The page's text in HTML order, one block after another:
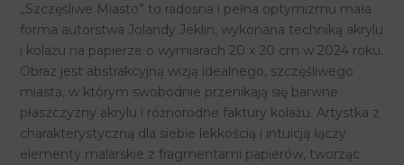
„Szczęśliwe Miasto” to radosna i pełna optymizmu mała
forma autorstwa Jolandy Jeklin, wykonana techniką akrylu
i kolażu na papierze o wymiarach 20 x 20 cm w 2024 roku.
Obraz jest abstrakcyjną wizją idealnego, szczęśliwego
miasta, w którym swobodnie przenikają się barwne
płaszczyzny akrylu i różnorodne faktury kolażu. Artystka z
charakterystyczną dla siebie lekkością i intuicją łączy
elementy malarskie z fragmentami papierów, tworząc
papierze,
20
x
20
cm,
2024